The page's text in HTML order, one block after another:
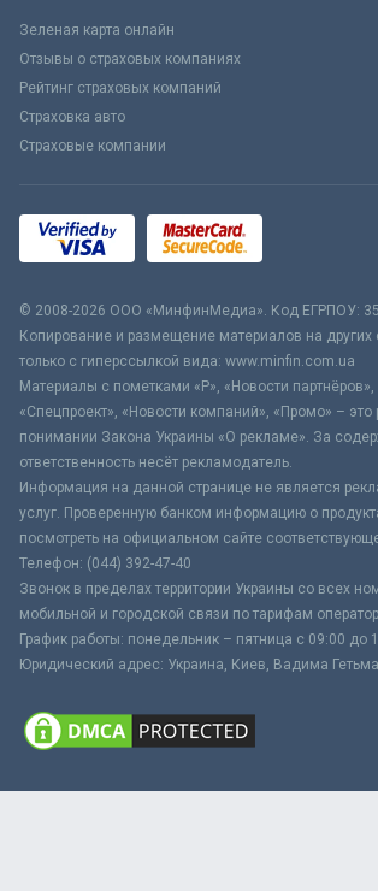
Зеленая карта онлайн
Отзывы о страховых компаниях
Рейтинг страховых компаний
Страховка авто
Страховые компании
© 2008-2026 ООО «МинфинМедиа». Код ЕГРПОУ:
Копирование и размещение материалов на других
только с гиперссылкой вида: www.minfin.com.ua
Материалы с пометками «Р», «Новости партнёров»,
«Спецпроект», «Новости компаний», «Промо» – это
понимании Закона Украины «О рекламе». За
ответственность несёт рекламодатель.
Информация на данной странице не является
услуг. Проверенную банком информацию о
посмотреть на официальном сайте
Телефон: (044) 392-47-40
Звонок в пределах территории Украины со всех
мобильной и городской связи по тарифам
График работы: понедельник – пятница с 09:00 до
Юридический адрес: Украина, Киев, Вадима